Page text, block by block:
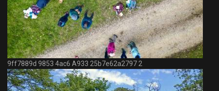
9ff7889d 9853 4ac6 A933 25b7e62a2797 2